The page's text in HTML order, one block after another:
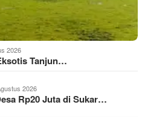
2026
Tanjun…
2026
Rp20 Juta di Sukar…